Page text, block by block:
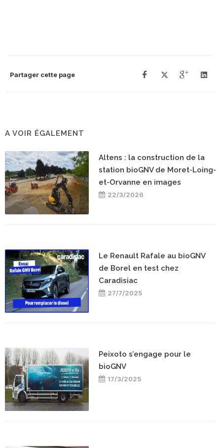
Partager cette page
A VOIR ÉGALEMENT
Altens : la construction de la
station bioGNV de Moret-Loing-
et-Orvanne en images
22/3/2026
Le Renault Rafale au bioGNV
de Borel en test chez
Caradisiac
27/7/2025
Peixoto s’engage pour le
bioGNV
17/3/2025